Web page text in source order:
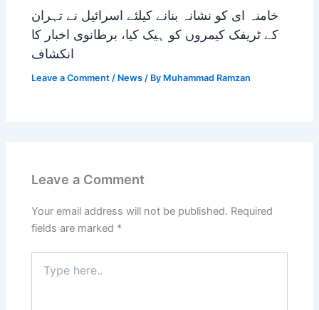
خامنہ ای کو نشانہ بنانے کیلئے اسرائیل نے تہران
کے ٹریفک کیمروں کو ہیک کیا، برطانوی اخبار کا
انکشاف
Leave a Comment / News / By Muhammad Ramzan
Leave a Comment
Your email address will not be published. Required
fields are marked *
here..